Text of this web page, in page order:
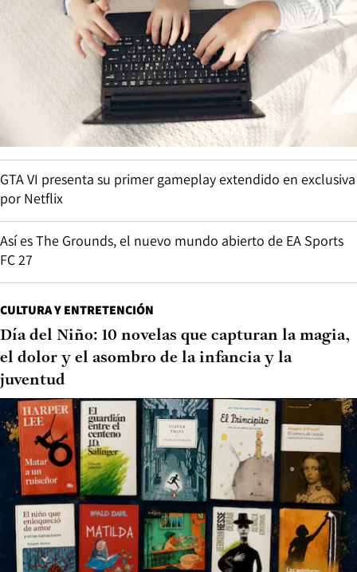
GTA VI presenta su primer gameplay extendido en exclusiva
por Netflix
Así es The Grounds, el nuevo mundo abierto de EA Sports
FC 27
CULTURA Y ENTRETENCIÓN
Día del Niño: 10 novelas que capturan la magia,
el dolor y el asombro de la infancia y la
juventud